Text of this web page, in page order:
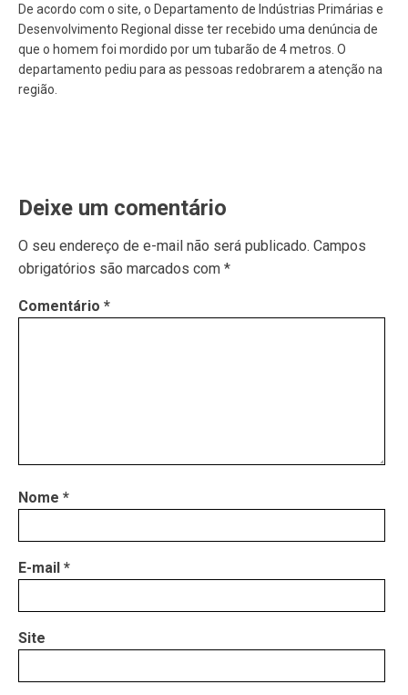
De acordo com o site, o Departamento de Indústrias Primárias e
Desenvolvimento Regional disse ter recebido uma denúncia de
que o homem foi mordido por um tubarão de 4 metros. O
departamento pediu para as pessoas redobrarem a atenção na
região.
Deixe um comentário
O seu endereço de e-mail não será publicado. Campos
obrigatórios são marcados com *
Comentário *
Nome *
E-mail *
Site